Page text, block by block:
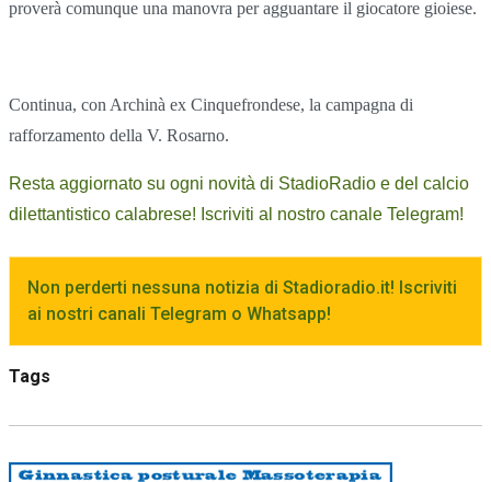
proverà comunque una manovra per agguantare il giocatore gioiese.
Continua, con Archinà ex Cinquefrondese, la campagna di
rafforzamento della V. Rosarno.
Resta aggiornato su ogni novità di StadioRadio e del calcio
dilettantistico calabrese! Iscriviti al nostro canale Telegram!
Non perderti nessuna notizia di Stadioradio.it! Iscriviti
ai nostri canali Telegram o Whatsapp!
Tags